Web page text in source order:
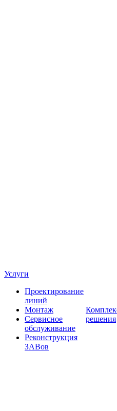
Услуги
Проектирование
линий
Монтаж
Сервисное
обслуживание
Реконструкция
ЗАВов
решения